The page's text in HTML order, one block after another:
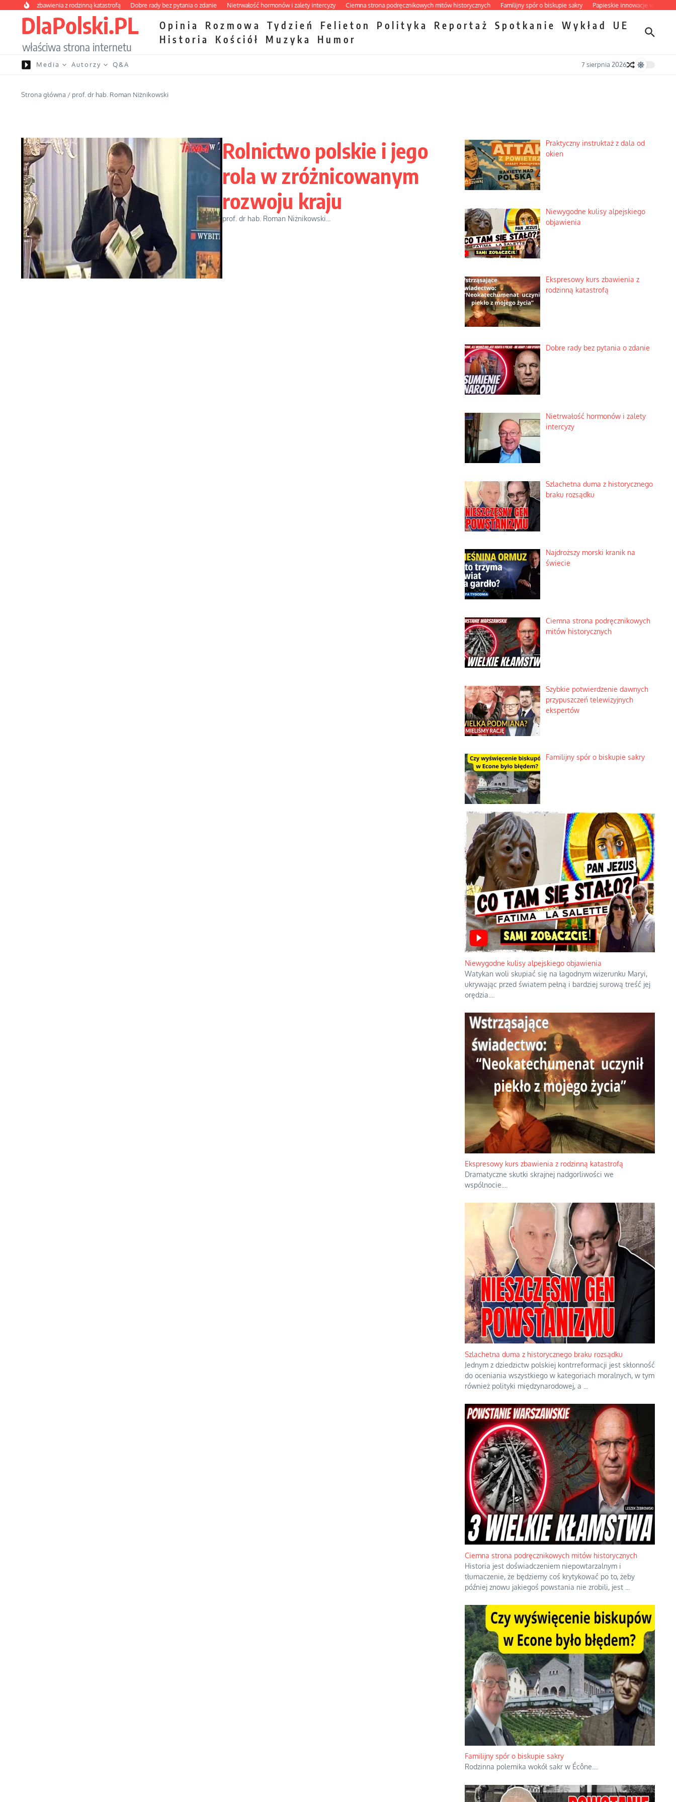
Przejdź do treści
kurs zbawienia z rodzinną katastrofą Dobre rady bez pytania o zdanie Nietrwałość hormonów i zalety intercyzy Ciemna strona podręcznikowych mitów historycznych Familijny spór o biskupie sakry Papieskie innowacje w tradycyjnym
DlaPolski.PL
właściwa strona internetu
Opinia Rozmowa Tydzień Felieton Polityka Reportaż Spotkanie Wykład
UE
Historia
Kościół Muzyka Humor
Media Autorzy Q&A 7 sierpnia 2026
Strona główna / prof. dr hab. Roman Niżnikowski
Rolnictwo polskie i jego
rola w zróżnicowanym
rozwoju kraju
prof. dr hab. Roman Niżnikowski...
Praktyczny instruktaż z dala od
okien
Niewygodne kulisy alpejskiego
objawienia
Ekspresowy kurs zbawienia z
rodzinną katastrofą
Dobre rady bez pytania o zdanie
Nietrwałość hormonów i zalety
intercyzy
Szlachetna duma z historycznego
braku rozsądku
Najdroższy morski kranik na
świecie
Ciemna strona podręcznikowych
mitów historycznych
Szybkie potwierdzenie dawnych
przypuszczeń telewizyjnych
ekspertów
Familijny spór o biskupie sakry
Niewygodne kulisy alpejskiego objawienia
Watykan woli skupiać się na łagodnym wizerunku Maryi,
ukrywając przed światem pełną i bardziej surową treść jej
orędzia.
Ekspresowy kurs zbawienia z rodzinną katastrofą
Dramatyczne skutki skrajnej nadgorliwości we
wspólnocie.
Szlachetna duma z historycznego braku rozsądku
Jednym z dziedzictw polskiej kontrreformacji jest skłonność
do oceniania wszystkiego w kategoriach moralnych, w tym
również polityki międzynarodowej, a
Ciemna strona podręcznikowych mitów historycznych
Historia jest doświadczeniem niepowtarzalnym i
tłumaczenie, że będziemy coś krytykować po to, żeby
później znowu jakiegoś powstania nie zrobili, jest
Familijny spór o biskupie sakry
Rodzinna polemika wokół sakr w Écône.